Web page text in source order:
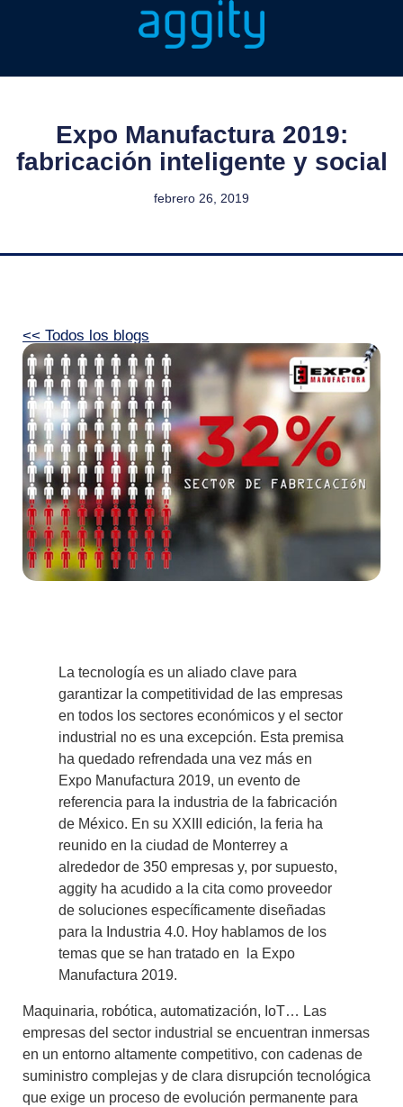
Expo Manufactura 2019:
fabricación inteligente y social
febrero 26, 2019
<< Todos los blogs
La tecnología es un aliado clave para
garantizar la competitividad de las empresas
en todos los sectores económicos y el sector
industrial no es una excepción. Esta premisa
ha quedado refrendada una vez más en
Expo Manufactura 2019, un evento de
referencia para la industria de la fabricación
de México. En su XXIII edición, la feria ha
reunido en la ciudad de Monterrey a
alrededor de 350 empresas y, por supuesto,
aggity ha acudido a la cita como proveedor
de soluciones específicamente diseñadas
para la Industria 4.0. Hoy hablamos de los
temas que se han tratado en la Expo
Manufactura 2019.
Maquinaria, robótica, automatización, IoT… Las
empresas del sector industrial se encuentran inmersas
en un entorno altamente competitivo, con cadenas de
suministro complejas y de clara disrupción tecnológica
que exige un proceso de evolución permanente para